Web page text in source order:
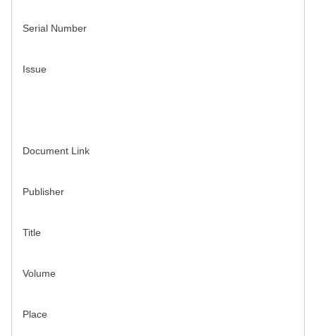
Serial Number
Issue
Document Link
Publisher
Title
Volume
Place